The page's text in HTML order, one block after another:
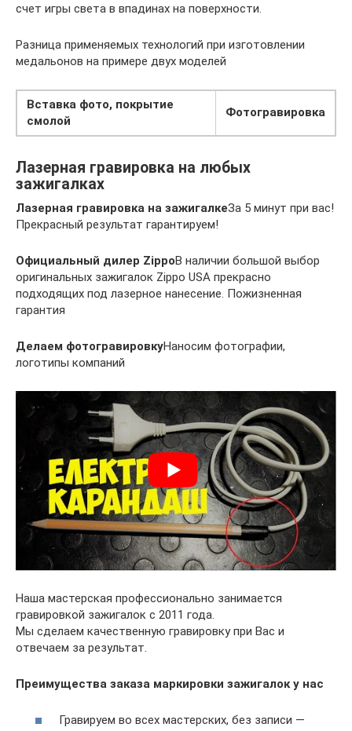
счет игры света в впадинах на поверхности.
Разница применяемых технологий при изготовлении
медальонов на примере двух моделей
Вставка фото, покрытие
смолой
Фотогравировка
Лазерная гравировка на любых
зажигалках
Лазерная гравировка на зажигалкеЗа 5 минут при вас!
Прекрасный результат гарантируем!
Официальный дилер ZippoВ наличии большой выбор
оригинальных зажигалок Zippo USA прекрасно
подходящих под лазерное нанесение. Пожизненная
гарантия
Делаем фотогравировкуНаносим фотографии,
логотипы компаний
Наша мастерская профессионально занимается
гравировкой зажигалок с 2011 года.
Мы сделаем качественную гравировку при Вас и
отвечаем за результат.
Преимущества заказа маркировки зажигалок у нас
Гравируем во всех мастерских, без записи —